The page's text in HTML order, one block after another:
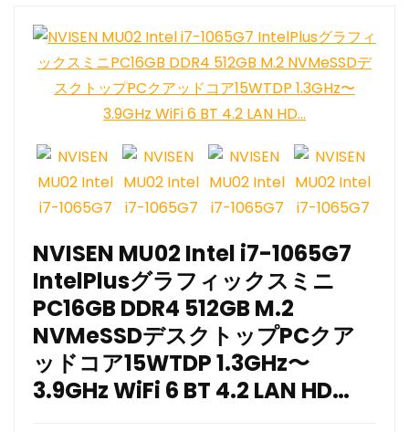
NVISEN MU02 Intel i7-1065G7
IntelPlusグラフィックスミニ
PC16GB DDR4 512GB M.2
NVMeSSDデスクトップPCクア
ッドコア15WTDP 1.3GHz〜
3.9GHz WiFi 6 BT 4.2 LAN HD…